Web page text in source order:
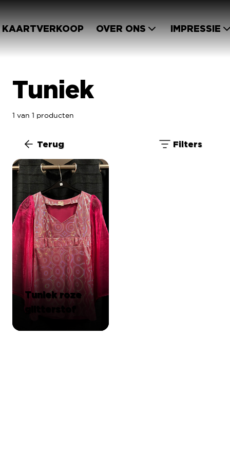
KAARTVERKOOP OVER ONS IMPRESSIE
Tuniek
1 van 1 producten
Terug Filters
Tuniek roze
glitterstof